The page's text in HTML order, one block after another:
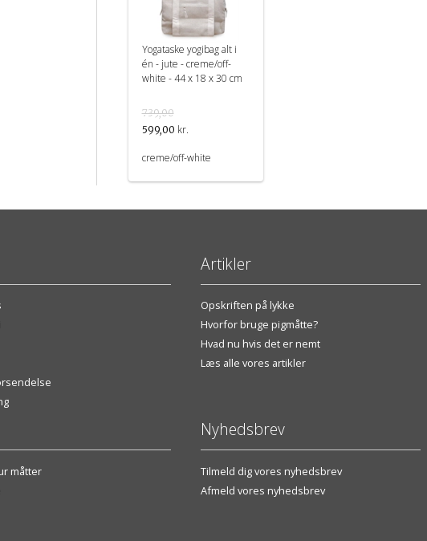
Yogataske yogibag alt i
én - jute - creme/off-
white - 44 x 18 x 30 cm
739,00
599,00 kr.
creme/off-white
måtter
Artikler
Opskriften på lykke
Hvorfor bruge pigmåtte?
Hvad nu hvis det er nemt
Læs alle vores artikler
Nyhedsbrev
Tilmeld dig vores nyhedsbrev
Afmeld vores nyhedsbrev